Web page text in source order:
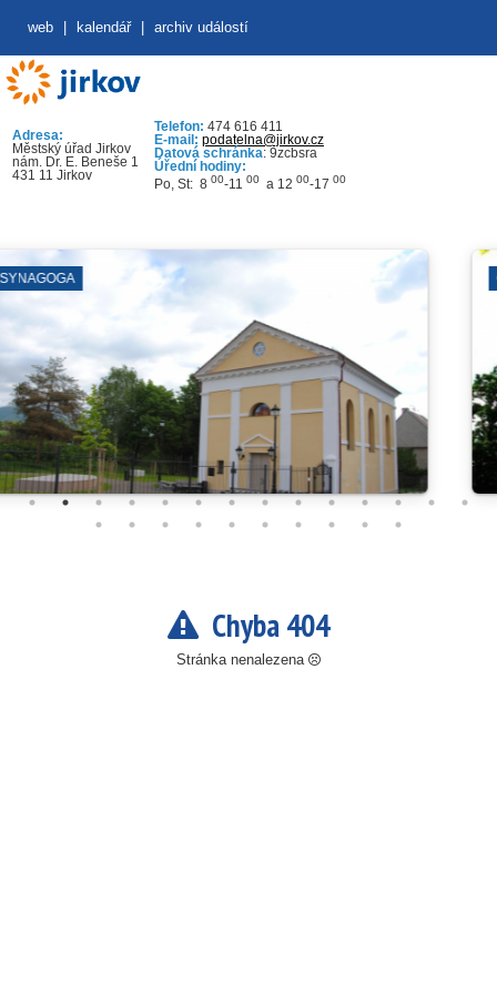
web kalendář archiv událostí
Adresa:
Městský úřad Jirkov
nám. Dr. E. Beneše 1
431 11 Jirkov
Telefon: 474 616 411
E-mail: podatelna@jirkov.cz
Datová schránka: 9zcbsra
Úřední hodiny:
Po, St: 8 00-11 00 a 12 00-17 00
ČERVENÝ
Chyba 404
Stránka nenalezena